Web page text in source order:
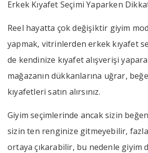
Erkek Kıyafet Seçimi Yaparken
Reel hayatta çok değişiktir giyim
yapmak, vitrinlerden erkek kıyafet
de kendinize kıyafet alışverişi
mağazanın dükkanlarına uğrar,
kıyafetleri satın alırsınız.
Giyim seçimlerinde ancak sizin
sizin ten renginize gitmeyebilir, fazla
ortaya çıkarabilir, bu nedenle giyim